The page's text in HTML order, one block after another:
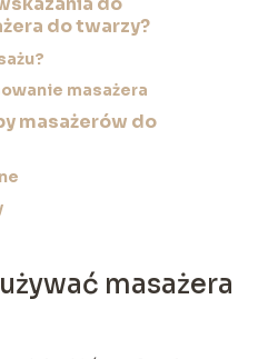
do twarzy?
masażera
masażerów do
masażera